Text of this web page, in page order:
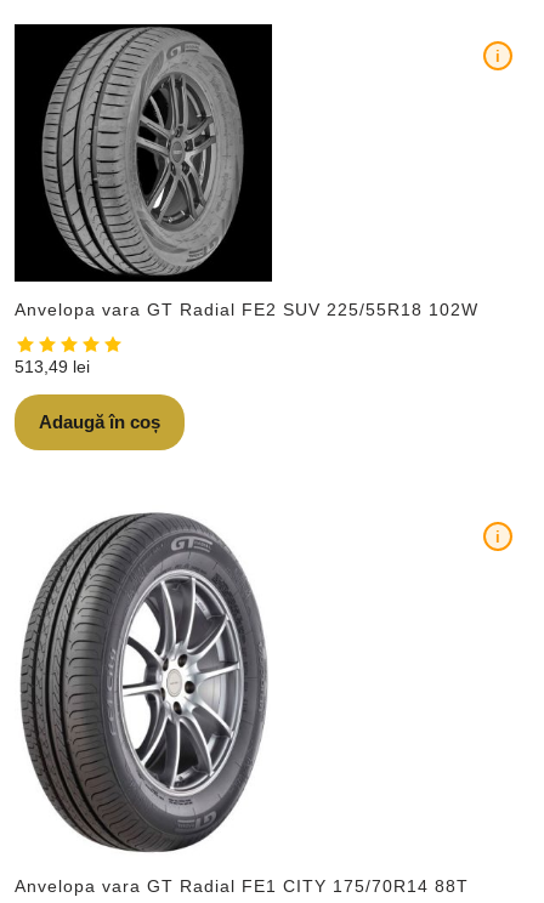
Anvelopa vara GT Radial FE2 SUV 225/55R18 102W
i
513,49 lei
Adaugă în coș
Anvelopa vara GT Radial FE1 CITY 175/70R14 88T
i